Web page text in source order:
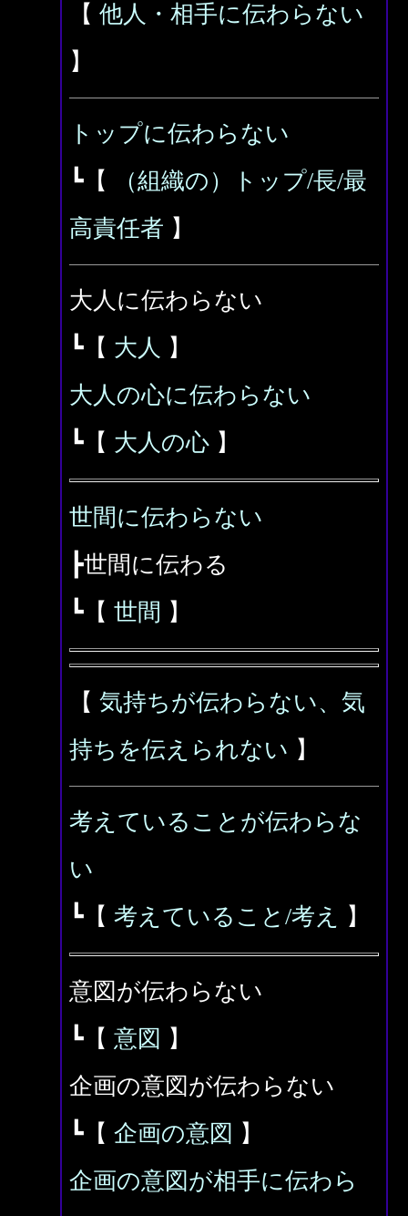
【 他人・相手に伝わらない
】
トップに伝わらない
┗【
（組織の）トップ/長/最
高責任者 】
大人に伝わらない
┗【 大人 】
大人の心に伝わらない
┗【 大人の心 】
世間に伝わらない
┣世間に伝わる
┗【 世間 】
【 気持ちが伝わらない、気
持ちを伝えられない 】
考えていることが伝わらな
い
┗【 考えていること/考え 】
意図が伝わらない
┗【 意図 】
企画の意図が伝わらない
┗【 企画の意図 】
企画の意図が相手に伝わら